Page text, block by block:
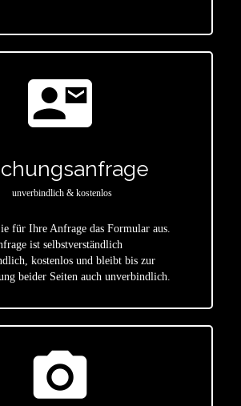
contact_mail
unverbindlich & kostenlos
für Ihre Anfrage das Formular aus.
ist selbstverständlich
kostenlos und bleibt bis zur
beider Seiten auch unverbindlich.
photo_camera